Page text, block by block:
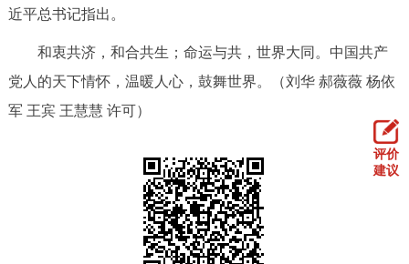
近平总书记指出。
和衷共济，和合共生；命运与共，世界大同。中国共产
党人的天下情怀，温暖人心，鼓舞世界。（刘华 郝薇薇 杨依
军 王宾 王慧慧 许可）
评价
建议